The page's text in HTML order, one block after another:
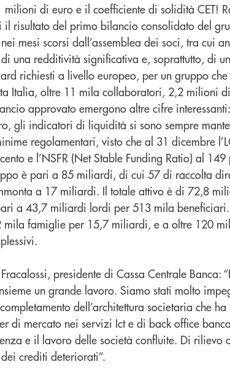
milioni di euro e il coefficiente di solidità CET!
il risultato del primo bilancio consolidato del
mesi scorsi dall’assemblea dei soci, tra cui
una redditività significativa e, soprattutto, di
richiesti a livello europeo, per un gruppo
Italia, oltre 11 mila collaboratori, 2,2 milioni
approvato emergono altre cifre
gli indicatori di liquidità si sono sempre
regolamentari, visto che al 31 dicembre
e l’NSFR (Net Stable Funding Ratio) al
è pari a 85 miliardi, di cui 57 di raccolta
a 17 miliardi. Il totale attivo è di 72,8
a 43,7 miliardi lordi per 513 mila
mila famiglie per 15,7 miliardi, e a oltre 120
presidente di Cassa Centrale Banca:
un grande lavoro. Siamo stati molto
dell’architettura societaria che
di mercato nei servizi Ict e di back office
e il lavoro delle società confluite. Di rilievo
crediti deteriorati”.